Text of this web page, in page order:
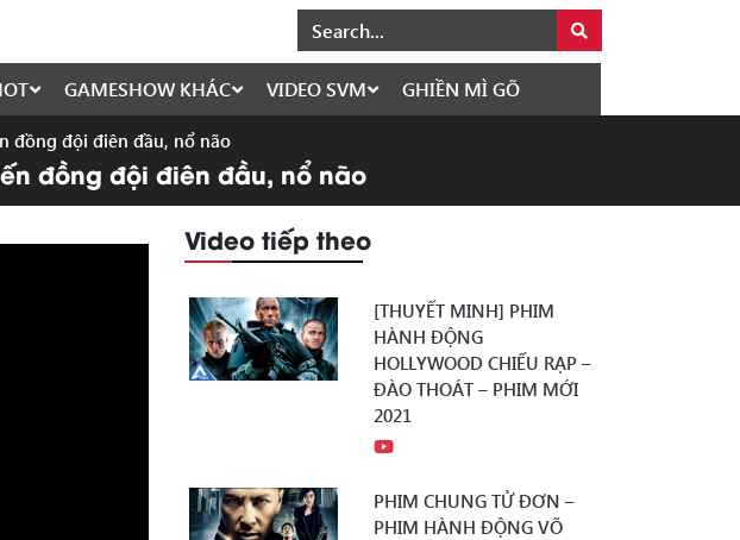
GAMESHOW KHÁC VIDEO SVM GHIỀN MÌ GÕ
đồng đội điên đầu, nổ não
đồng đội điên đầu, nổ não
Video tiếp theo
[THUYẾT MINH] PHIM
HÀNH ĐỘNG
HOLLYWOOD CHIẾU RẠP –
ĐÀO THOÁT – PHIM MỚI
2021
PHIM CHUNG TỬ ĐƠN –
PHIM HÀNH ĐỘNG VÕ